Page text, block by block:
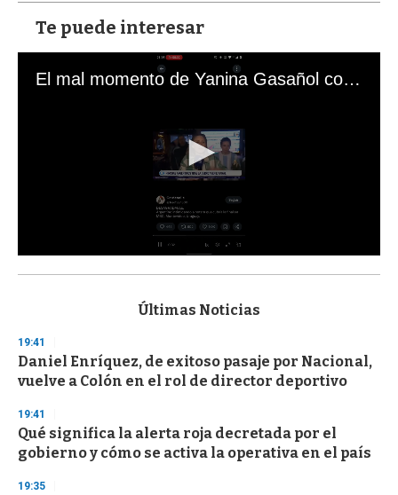
Te puede interesar
El mal momento de Yanina Gasañol con un hincha argentino en "Subrayado"
s
d
s
o
f
3
s
c
n
Últimas Noticias
19:41
Daniel Enríquez, de exitoso pasaje por Nacional,
vuelve a Colón en el rol de director deportivo
19:41
Qué significa la alerta roja decretada por el
gobierno y cómo se activa la operativa en el país
19:35